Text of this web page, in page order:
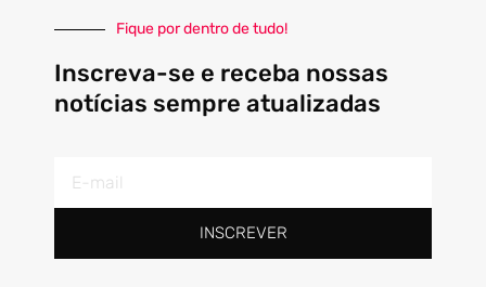
Fique por dentro de tudo!
Inscreva-se e receba nossas
notícias sempre atualizadas
mail
INSCREVER